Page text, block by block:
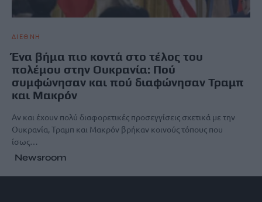
ΔΙΕΘΝΗ
Ένα βήμα πιο κοντά στο τέλος του
πολέμου στην Ουκρανία: Πού
συμφώνησαν και πού διαφώνησαν Τραμπ
και Μακρόν
Αν και έχουν πολύ διαφορετικές προσεγγίσεις σχετικά με την
Ουκρανία, Τραμπ και Μακρόν βρήκαν κοινούς τόπους που
ίσως…
Newsroom